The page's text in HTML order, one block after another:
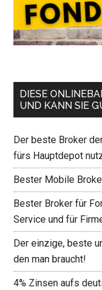
DIESE
UND KANN SIE
Der beste Broker
fürs Hauptdepot
Bester Mobile
Bester Broker für
Service und für
Der einzige, beste
den man braucht!
4% Zinsen aufs